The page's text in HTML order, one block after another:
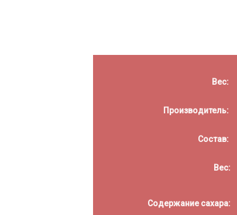
Вес:
Производитель:
Состав:
Вес:
Содержание сахара: